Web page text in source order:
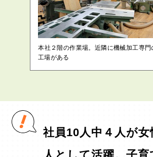
本社２階の作業場。近隣に機械加工専門
工場がある
社員10人中４人が女